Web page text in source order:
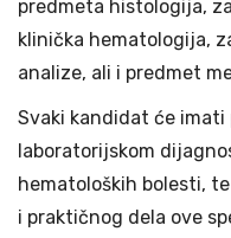
predmeta histologija,
klinička hematologija,
analize, ali i predmet
Svaki kandidat će imati
laboratorijskom
hematoloških bolesti,
i praktičnog dela ove